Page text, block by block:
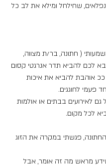
מדהים בין  2 אנשים נפלאים, שחילחל ומילא את לב כל
( חתונה, בר/ת מצווה,
לכם להביא תדר אנרגטי קסום
ככ אוהבת להביא את איכות
פעמי לחוגגים.
גם לאירועים בבתים או אולמות
לכל מקום.
פגשתי במקרה את הזוג
מראש מה זה אומר, אבל